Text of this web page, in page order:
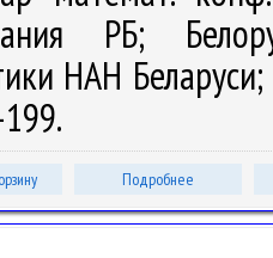
РБ;
НАН
Подробнее